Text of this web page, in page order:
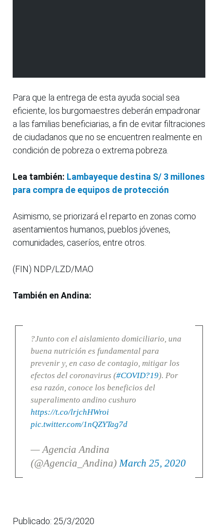
Para que la entrega de esta ayuda social sea
eficiente, los burgomaestres deberán empadronar
a las familias beneficiarias, a fin de evitar filtraciones
de ciudadanos que no se encuentren realmente en
condición de pobreza o extrema pobreza.
Lea también: Lambayeque destina S/ 3 millones
para compra de equipos de protección
Asimismo, se priorizará el reparto en zonas como
asentamientos humanos, pueblos jóvenes,
comunidades, caseríos, entre otros.
(FIN) NDP/LZD/MAO
También en Andina:
?Junto con el aislamiento domiciliario, una
buena nutrición es fundamental para
prevenir y, en caso de contagio, mitigar los
efectos del coronavirus (#COVID?19). Por
esa razón, conoce los beneficios del
superalimento andino cushuro
https://t.co/lrjchHWroi
pic.twitter.com/1nQZYTag7d
— Agencia Andina
(@Agencia_Andina)March 25, 2020
Publicado: 25/3/2020